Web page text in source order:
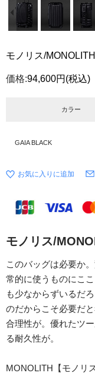
モノリス/
価格:94,600円 (税込)
カラー
GAIA BLACK
モノリス/
このバッグは必要か
常的に使うものにこ
も少なからずいるだ
のだからこそ必要だ
合理性が。優れたツ
る耐久性が。
MONOLITH【モノリ